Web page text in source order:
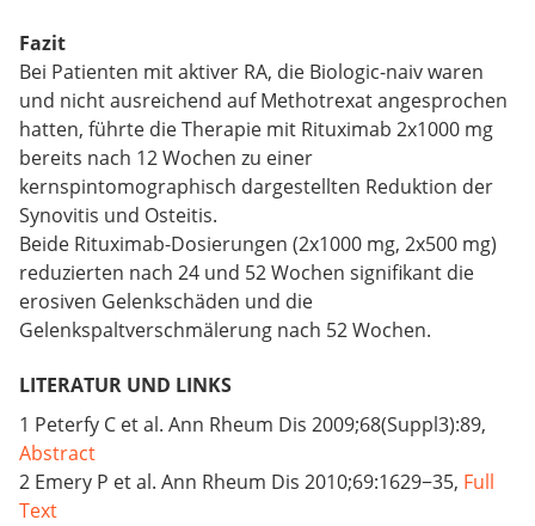
Fazit
Bei Patienten mit aktiver RA, die Biologic-naiv waren
und nicht ausreichend auf Methotrexat angesprochen
hatten, führte die Therapie mit Rituximab 2x1000 mg
bereits nach 12 Wochen zu einer
kernspintomographisch dargestellten Reduktion der
Synovitis und Osteitis.
Beide Rituximab-Dosierungen (2x1000 mg, 2x500 mg)
reduzierten nach 24 und 52 Wochen signifikant die
erosiven Gelenkschäden und die
Gelenkspaltverschmälerung nach 52 Wochen.
LITERATUR UND LINKS
1 Peterfy C et al. Ann Rheum Dis 2009;68(Suppl3):89,
Abstract
2 Emery P et al. Ann Rheum Dis 2010;69:1629−35, Full
Text